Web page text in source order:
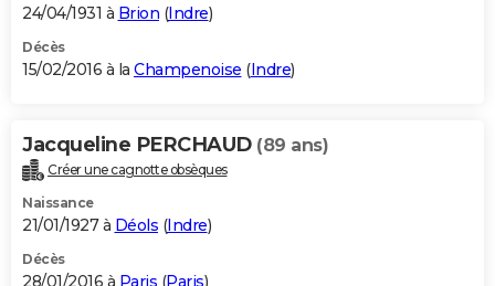
24/04/1931 à Brion (Indre)
Décès
15/02/2016 à la Champenoise (Indre)
Jacqueline PERCHAUD (89 ans)
Créer une cagnotte obsèques
Naissance
21/01/1927 à Déols (Indre)
Décès